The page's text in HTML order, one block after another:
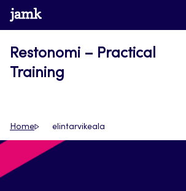
Siirry
suoraan
www.jamk.fi
Restonomi – Practical
Training
Home elintarvikeala